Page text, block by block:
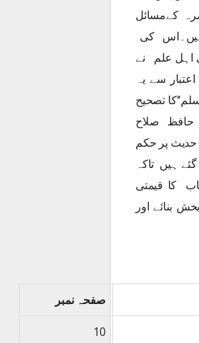
کےمسائل
ہیں۔اس کی
اہل علم نے
سے یہ
تصحیح
حافظ صلاح
حدیث پر حکم
ہیں تاکہ
کا قیمتی
بنائے اور
صفحہ نمبر
10